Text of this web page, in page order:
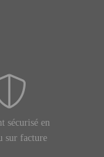
sécurisé en
sur facture